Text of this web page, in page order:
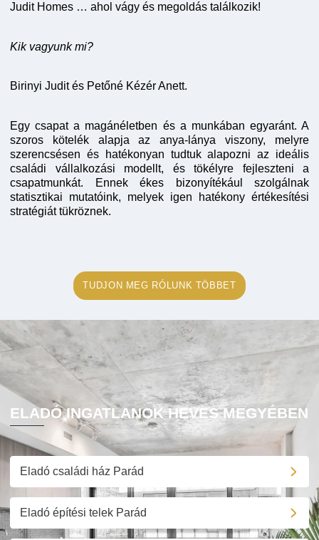
Judit Homes … ahol vágy és megoldás találkozik!
Kik vagyunk mi?
Birinyi Judit és Petőné Kézér Anett.
Egy csapat a magánéletben és a munkában egyaránt. A
szoros kötelék alapja az anya-lánya viszony, melyre
szerencsésen és hatékonyan tudtuk alapozni az ideális
családi vállalkozási modellt, és tökélyre fejleszteni a
csapatmunkát. Ennek ékes bizonyítékául szolgálnak
statisztikai mutatóink, melyek igen hatékony értékesítési
stratégiát tükröznek.
TUDJON MEG RÓLUNK TÖBBET
ELADÓ INGATLANOK HEVES MEGYÉBEN
Eladó családi ház Parád
Eladó építési telek Parád